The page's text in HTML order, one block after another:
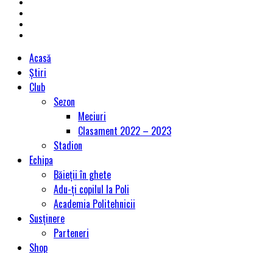
Acasă
Știri
Club
Sezon
Meciuri
Clasament 2022 – 2023
Stadion
Echipa
Băieții în ghete
Adu-ți copilul la Poli
Academia Politehnicii
Susținere
Parteneri
Shop